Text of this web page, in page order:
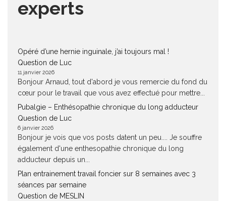
experts
Opéré d’une hernie inguinale, j’ai toujours mal !
Question de Luc
11 janvier 2026
Bonjour Arnaud, tout d'abord je vous remercie du fond du
cœur pour le travail que vous avez effectué pour mettre...
Pubalgie – Enthésopathie chronique du long adducteur
Question de Luc
6 janvier 2026
Bonjour je vois que vos posts datent un peu.... Je souffre
également d'une enthesopathie chronique du long
adducteur depuis un...
Plan entrainement travail foncier sur 8 semaines avec 3
séances par semaine
Question de MESLIN